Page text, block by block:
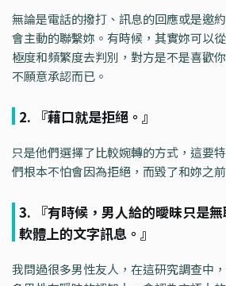
無論是電話的撥打、訊息的回應或是邀
會主動的聯繫妳。有時候，其實妳可以
極度和頻繁度去判別，對方是不是喜歡
不願意承認而已。
2. 『藉口就是拒絕。』
只是他們選擇了比較婉轉的方式，這要
們根本不怕會因為拒絕，而毀了和妳之
3. 『有時候，男人給的曖昧只是
軟體上的文字訊息。』
我問過很多男性友人，在這研究調查中